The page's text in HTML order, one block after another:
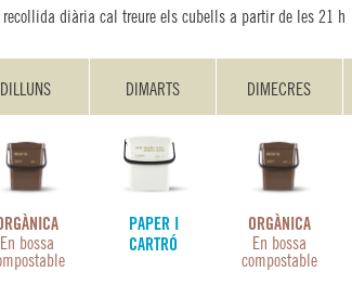
recollida diària cal treure els cubells a partir de les 21 h
DILLUNS
En bossa
DIMARTS
PAPER I
CARTRÓ
DIMECRES
ORGÀNICA
En bossa
compostable